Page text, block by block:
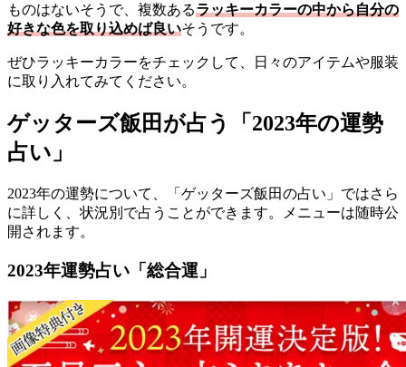
ものはないそうで、複数あるラッキーカラーの中から自分の
好きな色を取り込めば良いそうです。
ぜひラッキーカラーをチェックして、日々のアイテムや服装
に取り入れてみてください。
ゲッターズ飯田が占う「2023年の運勢
占い」
2023年の運勢について、「ゲッターズ飯田の占い」ではさら
に詳しく、状況別で占うことができます。メニューは随時公
開されます。
2023年運勢占い「総合運」